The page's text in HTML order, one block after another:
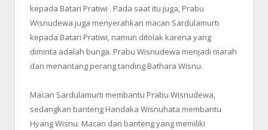
kepada Batari Pratiwi . Pada saat itu juga, Prabu
Wisnudewa juga menyerahkan macan Sardulamurti
kepada Batari Pratiwi, namun ditolak karena yang
diminta adalah bunga. Prabu Wisnudewa menjadi marah
dan menantang perang tanding Bathara Wisnu.
Macan Sardulamurti membantu Prabu Wisnudewa,
sedangkan banteng Handaka Wisnuhata membantu
Hyang Wisnu. Macan dan banteng yang memiliki